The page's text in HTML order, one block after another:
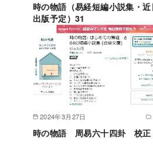
時の物語（易経短編小説集・
出版予定）31
2024年3月27日
時の物語 周易六十四卦 校